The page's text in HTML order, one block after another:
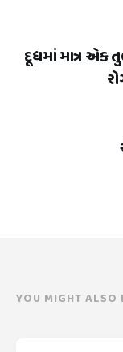
દૂધમાં માત્ર એક
YOU MIGHT ALSO